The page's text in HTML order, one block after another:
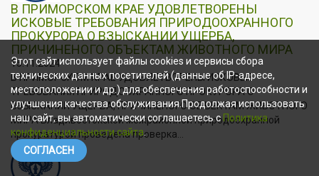
В ПРИМОРСКОМ КРАЕ УДОВЛЕТВОРЕНЫ
ИСКОВЫЕ ТРЕБОВАНИЯ ПРИРОДООХРАННОГО
ПРОКУРОРА О ВЗЫСКАНИИ УЩЕРБА,
ПРИЧИНЕНОГО ОБЪЕКТАМ ЖИВОТНОГО МИРА
15.11.2024
В ПРИМОРСКОМ КРАЕ УДОВЛЕТВОРЕНЫ ИСКОВЫЕ
ТРЕБОВАНИЯ ПРИРОДООХРАННОГО ПРОКУРОРА О
ВЗЫСКАНИИ УЩЕРБА, ПРИЧИНЕНОГО ОБЪЕКТАМ ЖИВОТНОГО
МИРА Владивостокской межрайонной природоохранной
прокуратурой проведена проверка...
Этот сайт использует файлы cookies и сервисы сбора
технических данных посетителей (данные об IP-адресе,
местоположении и др.) для обеспечения работоспособности и
улучшения качества обслуживания.Продолжая использовать
наш сайт, вы автоматически соглашаетесь сПолитика
конфиденциальности сайта.
СОГЛАСЕН